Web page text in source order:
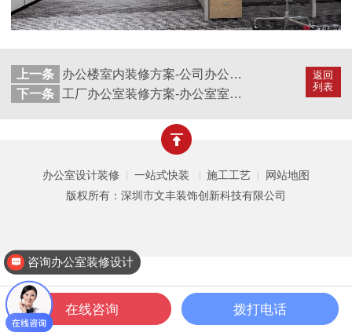
返回
列表
上一条
办公楼室内装修方案-公司办公楼装修方案-单位办公楼装修方案-深圳文丰装饰
下一条
工厂办公室装修方案-办公室室内装修方案-办公室空间装修方案-深圳文丰装饰
办公室设计装修 一站式快装 施工工艺
网站地图
版权所有：深圳市文丰装饰创新科技有限公司
一键拨打 公装案例 公装设计 关于文丰
咨询办公室装修设计
在线咨询 拨打电话